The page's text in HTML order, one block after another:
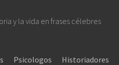
y la vida en frases célebres
Psicologos Historiadores